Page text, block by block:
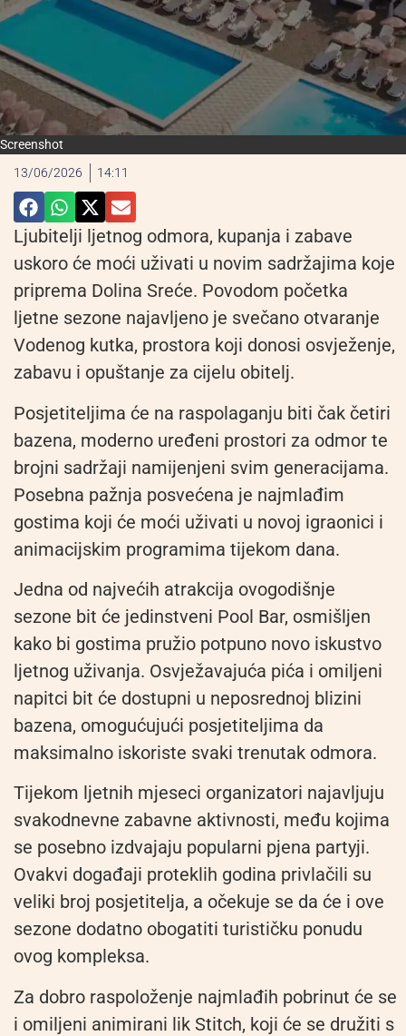
Screenshot
13/06/2026
14:11
Ljubitelji ljetnog odmora, kupanja i zabave
uskoro će moći uživati u novim sadržajima koje
priprema Dolina Sreće. Povodom početka
ljetne sezone najavljeno je svečano otvaranje
Vodenog kutka, prostora koji donosi osvježenje,
zabavu i opuštanje za cijelu obitelj.
Posjetiteljima će na raspolaganju biti čak četiri
bazena, moderno uređeni prostori za odmor te
brojni sadržaji namijenjeni svim generacijama.
Posebna pažnja posvećena je najmlađim
gostima koji će moći uživati u novoj igraonici i
animacijskim programima tijekom dana.
Jedna od najvećih atrakcija ovogodišnje
sezone bit će jedinstveni Pool Bar, osmišljen
kako bi gostima pružio potpuno novo iskustvo
ljetnog uživanja. Osvježavajuća pića i omiljeni
napitci bit će dostupni u neposrednoj blizini
bazena, omogućujući posjetiteljima da
maksimalno iskoriste svaki trenutak odmora.
Tijekom ljetnih mjeseci organizatori najavljuju
svakodnevne zabavne aktivnosti, među kojima
se posebno izdvajaju popularni pjena partyji.
Ovakvi događaji proteklih godina privlačili su
veliki broj posjetitelja, a očekuje se da će i ove
sezone dodatno obogatiti turističku ponudu
ovog kompleksa.
Za dobro raspoloženje najmlađih pobrinut će se
i omiljeni animirani lik Stitch, koji će se družiti s